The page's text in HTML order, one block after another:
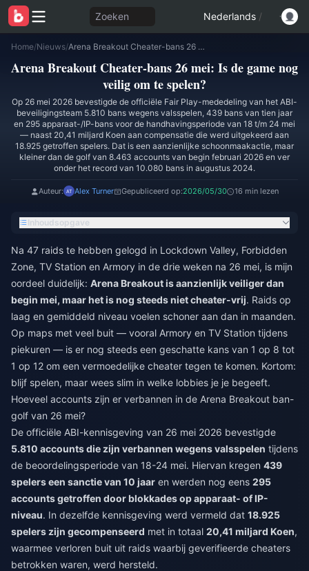
Zoeken Nederlands /
Home/Nieuws/ Arena Breakout Cheater-bans 26 mei: Is de game nog veilig om te spelen?
Arena Breakout Cheater-bans 26 mei: Is de game nog
veilig om te spelen?
Op 26 mei 2026 bevestigde de officiële Fair Play-mededeling van het ABI-
beveiligingsteam 5.810 bans wegens valsspelen, 439 bans van tien jaar
en 295 apparaat-/IP-bans voor de handhavingsperiode van 18 t/m 24 mei
— naast 20,41 miljard Koen aan compensatie die werd uitgekeerd aan
18.925 getroffen spelers. Dat is een aanzienlijke schoonmaakactie, maar
kleiner dan de golf van 8.463 accounts van begin februari 2026 en ver
onder het record van 10.080 bans in augustus 2024.
Auteur: Alex Turner Gepubliceerd op:2026/05/30 16 min lezen
Inhoudsopgave
Na 47 raids te hebben gelogd in Lockdown Valley, Forbidden
Zone, TV Station en Armory in de drie weken na 26 mei, is mijn
oordeel duidelijk: Arena Breakout is aanzienlijk veiliger dan
begin mei, maar het is nog steeds niet cheater-vrij. Raids op
laag en gemiddeld niveau voelen schoner aan dan in maanden.
Op maps met veel buit — vooral Armory en TV Station tijdens
piekuren — is er nog steeds een geschatte kans van 1 op 8 tot
1 op 12 om een vermoedelijke cheater tegen te komen. Kortom:
blijf spelen, maar wees slim in welke lobbies je je begeeft.
Hoeveel accounts zijn er verbannen in de Arena Breakout ban-
golf van 26 mei?
De officiële ABI-kennisgeving van 26 mei 2026 bevestigde
5.810 accounts die zijn verbannen wegens valsspelen tijdens
de beoordelingsperiode van 18-24 mei. Hiervan kregen 439
spelers een sanctie van 10 jaar en werden nog eens 295
accounts getroffen door blokkades op apparaat- of IP-
niveau. In dezelfde kennisgeving werd vermeld dat 18.925
spelers zijn gecompenseerd met in totaal 20,41 miljard Koen,
waarmee verloren buit uit raids waarbij geverifieerde cheaters
betrokken waren, werd hersteld.